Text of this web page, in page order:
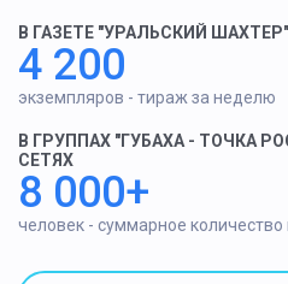
В ГАЗЕТЕ "УРАЛЬСКИЙ ШАХТЕР"
4 200
экземпляров - тираж за неделю
В ГРУППАХ "ГУБАХА - ТОЧКА
СЕТЯХ
8 000+
человек - суммарное количество